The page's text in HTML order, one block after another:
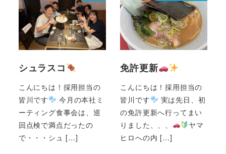
シュラスコ
こんにちは！採用担当の
皆川です
今月の本社ミ
ーティング食事会は、巡
回点検で満点だったの
で・・・シュ […]
免許更新
こんにちは！採用担当の
皆川です
実は先日、初
の免許更新へ行ってまい
りました、、、
ヤマ
ヒロへの内 […]